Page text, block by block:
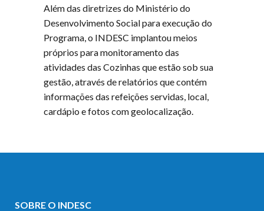
Além das diretrizes do Ministério do
Desenvolvimento Social para execução do
Programa, o INDESC implantou meios
próprios para monitoramento das
atividades das Cozinhas que estão sob sua
gestão, através de relatórios que contém
informações das refeições servidas, local,
cardápio e fotos com geolocalização.
SOBRE O INDESC